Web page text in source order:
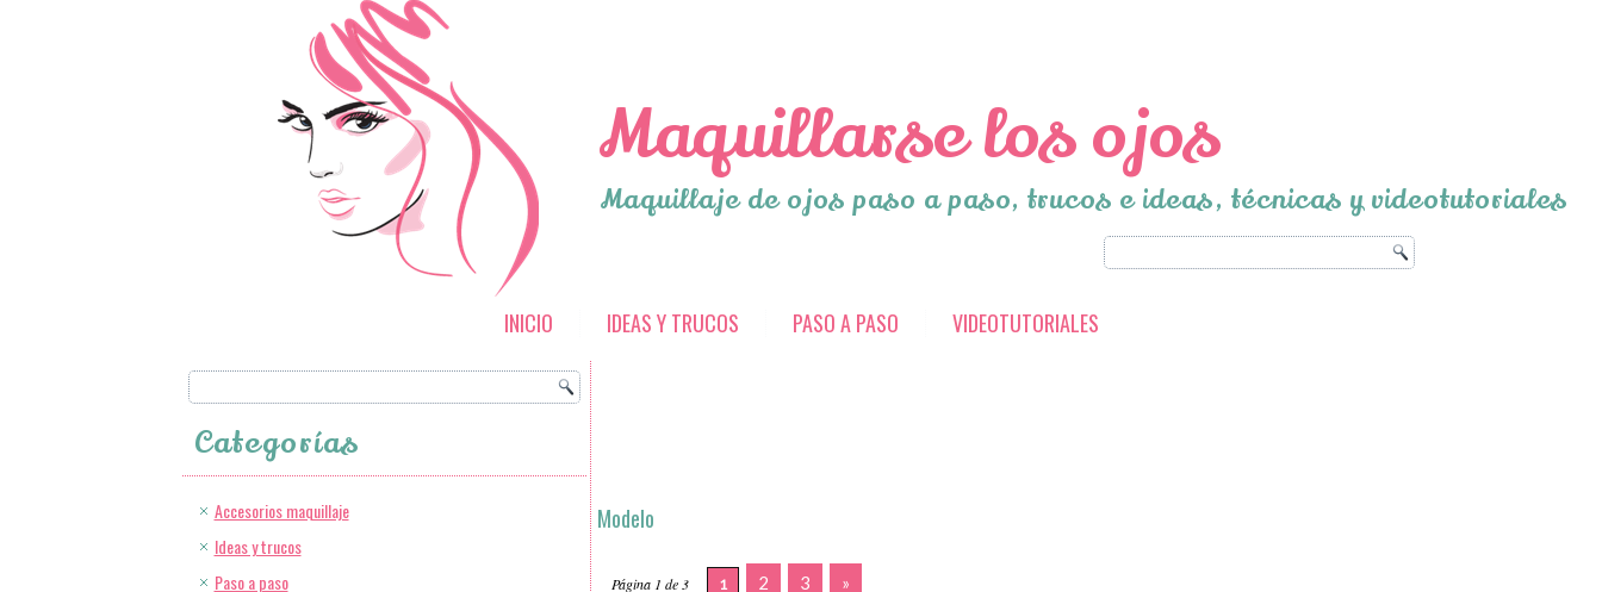
Maquillarse los ojos
Maquillaje de ojos paso a paso, trucos e ideas, técnicas y videotutoriales
INICIO IDEAS Y TRUCOS PASO A PASO VIDEOTUTORIALES
Categorías
Accesorios maquillaje
Ideas y trucos
Paso a paso
Modelo
Página 1 de 3 1 2 3 »